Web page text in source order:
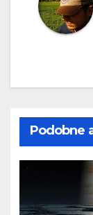
Podobne